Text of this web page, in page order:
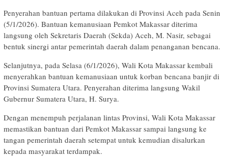
Penyerahan bantuan pertama dilakukan di Provinsi Aceh pada Senin
(5/1/2026). Bantuan kemanusiaan Pemkot Makassar diterima
langsung oleh Sekretaris Daerah (Sekda) Aceh, M. Nasir, sebagai
bentuk sinergi antar pemerintah daerah dalam penanganan bencana.
Selanjutnya, pada Selasa (6/1/2026), Wali Kota Makassar kembali
menyerahkan bantuan kemanusiaan untuk korban bencana banjir di
Provinsi Sumatera Utara. Penyerahan diterima langsung Wakil
Gubernur Sumatera Utara, H. Surya.
Dengan menempuh perjalanan lintas Provinsi, Wali Kota Makassar
memastikan bantuan dari Pemkot Makassar sampai langsung ke
tangan pemerintah daerah setempat untuk kemudian disalurkan
kepada masyarakat terdampak.